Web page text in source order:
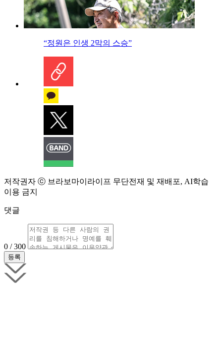
“정원은 인생 2막의 스승”
저작권자 ⓒ 브라보마이라이프 무단전재 및 재배포, AI학습
이용 금지
댓글
0 / 300